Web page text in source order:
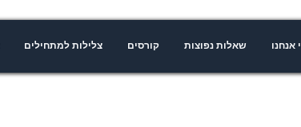
אנחנו שאלות נפוצות קורסים צלילות למתחילים